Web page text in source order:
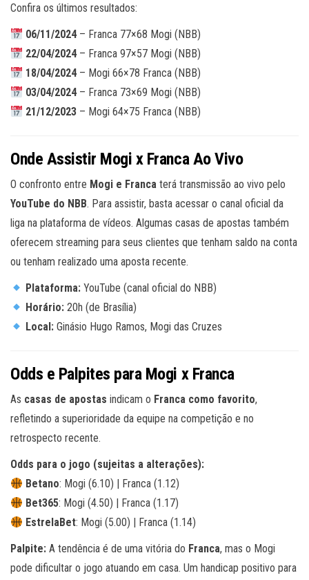
Confira os últimos resultados:
06/11/2024– Franca 77×68 Mogi (NBB)
22/04/2024– Franca 97×57 Mogi (NBB)
18/04/2024– Mogi 66×78 Franca (NBB)
03/04/2024– Franca 73×69 Mogi (NBB)
21/12/2023 – Mogi 64×75 Franca (NBB)
Onde Assistir Mogi x Franca Ao Vivo
O confronto entre Mogi e Franca terá transmissão ao vivo pelo
YouTube do NBB. Para assistir, basta acessar o canal oficial da
liga na plataforma de vídeos. Algumas casas de apostas também
oferecem streaming para seus clientes que tenham saldo na conta
ou tenham realizado uma aposta recente.
Plataforma: YouTube (canal oficial do NBB)
Horário: 20h (de Brasília)
Local: Ginásio Hugo Ramos, Mogi das Cruzes
Odds e Palpites para Mogi x Franca
As casas de apostas indicam o Franca como favorito,
refletindo a superioridade da equipe na competição e no
retrospecto recente.
Odds para o jogo (sujeitas a alterações):
Betano: Mogi (6.10) | Franca (1.12)
Bet365: Mogi (4.50) | Franca (1.17)
EstrelaBet: Mogi (5.00) | Franca (1.14)
Palpite: A tendência é de uma vitória do Franca, mas o Mogi
pode dificultar o jogo atuando em casa. Um handicap positivo para